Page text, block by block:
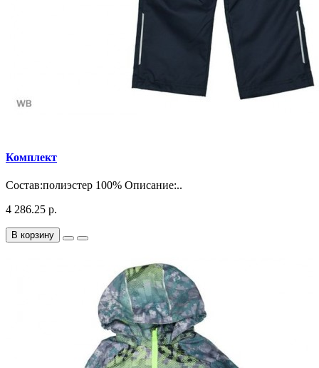
Комплект
Состав:полиэстер 100% Описание:..
4 286.25 р.
В корзину